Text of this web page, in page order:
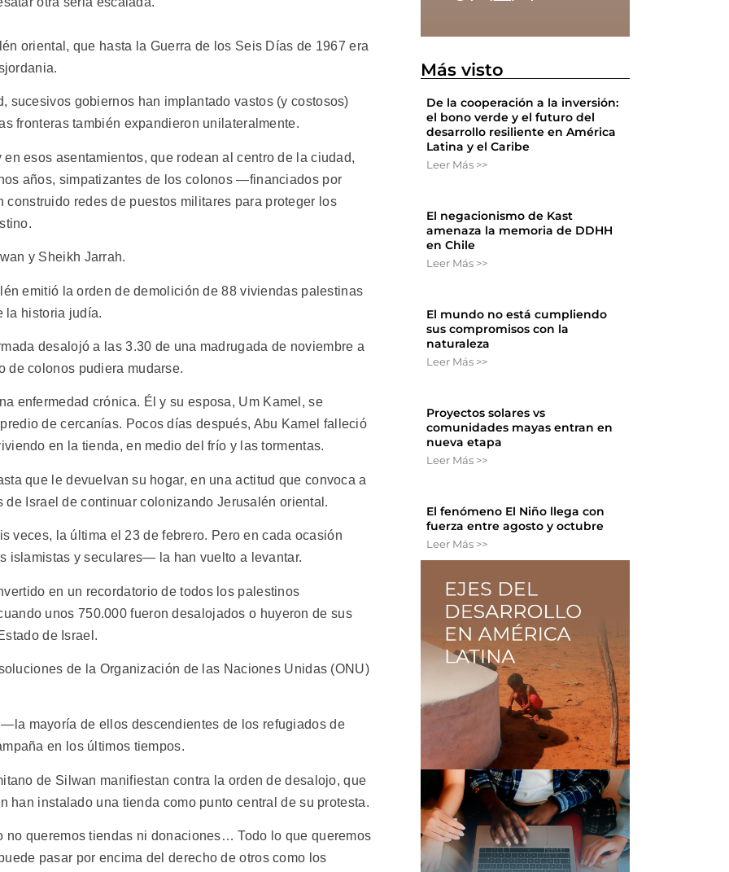
oriental, que hasta la Guerra de los Seis Días de 1967 era
sucesivos gobiernos han implantado vastos (y costosos)
fronteras también expandieron unilateralmente.
esos asentamientos, que rodean al centro de la ciudad,
años, simpatizantes de los colonos —financiados por
redes de puestos militares para proteger los
y Sheikh Jarrah.
emitió la orden de demolición de 88 viviendas palestinas
la historia judía.
desalojó a las 3.30 de una madrugada de noviembre a
de colonos pudiera mudarse.
enfermedad crónica. Él y su esposa, Um Kamel, se
de cercanías. Pocos días después, Abu Kamel falleció
en la tienda, en medio del frío y las tormentas.
que le devuelvan su hogar, en una actitud que convoca a
Israel de continuar colonizando Jerusalén oriental.
veces, la última el 23 de febrero. Pero en cada ocasión
islamistas y seculares— la han vuelto a levantar.
en un recordatorio de todos los palestinos
unos 750.000 fueron desalojados o huyeron de sus
de Israel.
de la Organización de las Naciones Unidas (ONU)
mayoría de ellos descendientes de los refugiados de
en los últimos tiempos.
de Silwan manifiestan contra la orden de desalojo, que
han instalado una tienda como punto central de su protesta.
queremos tiendas ni donaciones… Todo lo que queremos
pasar por encima del derecho de otros como los
Más visto
De la cooperación a la inversión:
el bono verde y el futuro del
desarrollo resiliente en América
Latina y el Caribe
Leer Más >>
El negacionismo de Kast
amenaza la memoria de DDHH
en Chile
Leer Más >>
El mundo no está cumpliendo
sus compromisos con la
naturaleza
Leer Más >>
Proyectos solares vs
comunidades mayas entran en
nueva etapa
Leer Más >>
El fenómeno El Niño llega con
fuerza entre agosto y octubre
Leer Más >>